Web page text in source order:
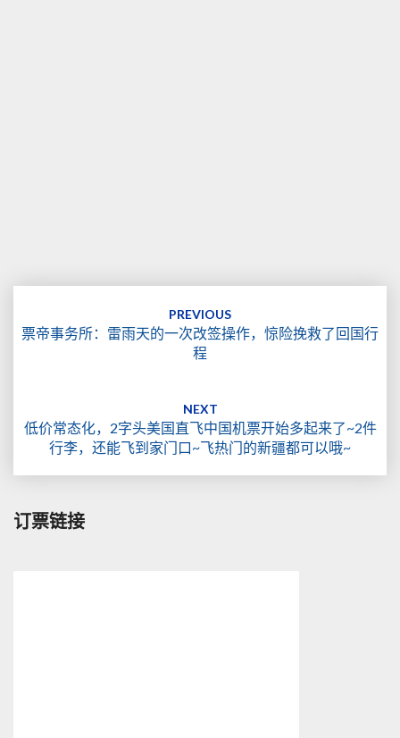
PREVIOUS
票帝事务所：雷雨天的一次改签操作，惊险挽救了回国行
程
NEXT
低价常态化，2字头美国直飞中国机票开始多起来了~2件
行李，还能飞到家门口~飞热门的新疆都可以哦~
订票链接